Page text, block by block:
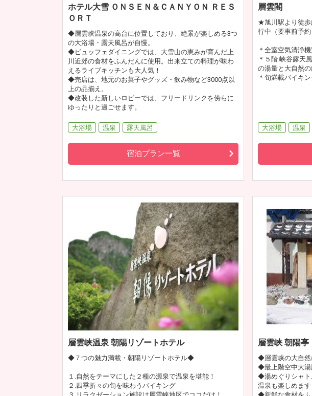
ホテル大雪 ＯＮＳＥＮ＆ＣＡＮＹＯＮ ＲＥＳ
ＯＲＴ
◆層雲峡温泉の高台に位置しており、絶景が楽しめる3つ
の大浴場・露天風呂が自慢。
◆ビュッフェダイニングでは、大雪山の恵みが育んだ上
川近郊の食材をふんだんに使用。出来立ての料理が味わ
えるライブキッチンも大人気！
◆売店は、地元のお菓子やグッズ・飲み物など3000点以
上の品揃え。
◆改装した新しいロビーでは、フリードリンクを傍らに
ゆったりと過ごせます。
大浴場 温泉 露天風呂
宿泊プラン一覧
層雲閣
★旭川駅より徒歩
行中（要事前予
＊全室空気清浄
＊５階 峡谷露天
の湯量と大自然
＊旬満載バイキ
大浴場 温泉
層雲峡温泉 朝陽リゾートホテル
◆７つの魅力満載・朝陽リゾートホテル◆
１.自然をテーマにした２種の源泉で温泉を堪能！
２.四季折々の旬を味わうバイキング
３.リラクゼーション施設は層雲峡地区でココだけ！
層雲峡 朝陽亭
◆層雲峡の大自然
◆最上階空中大湯
◆湯めぐりシャト
温泉も楽しめます
◆新鮮な食材をふ